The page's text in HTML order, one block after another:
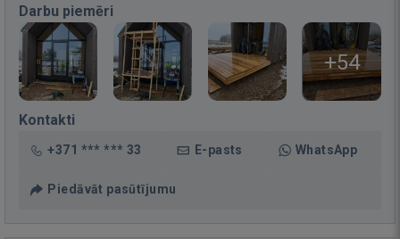
Darbu piemēri
+54
Kontakti
+371 *** *** 33 E-pasts WhatsApp
Piedāvāt pasūtījumu